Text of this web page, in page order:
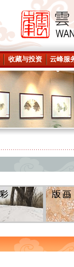
收藏与投资 云峰服